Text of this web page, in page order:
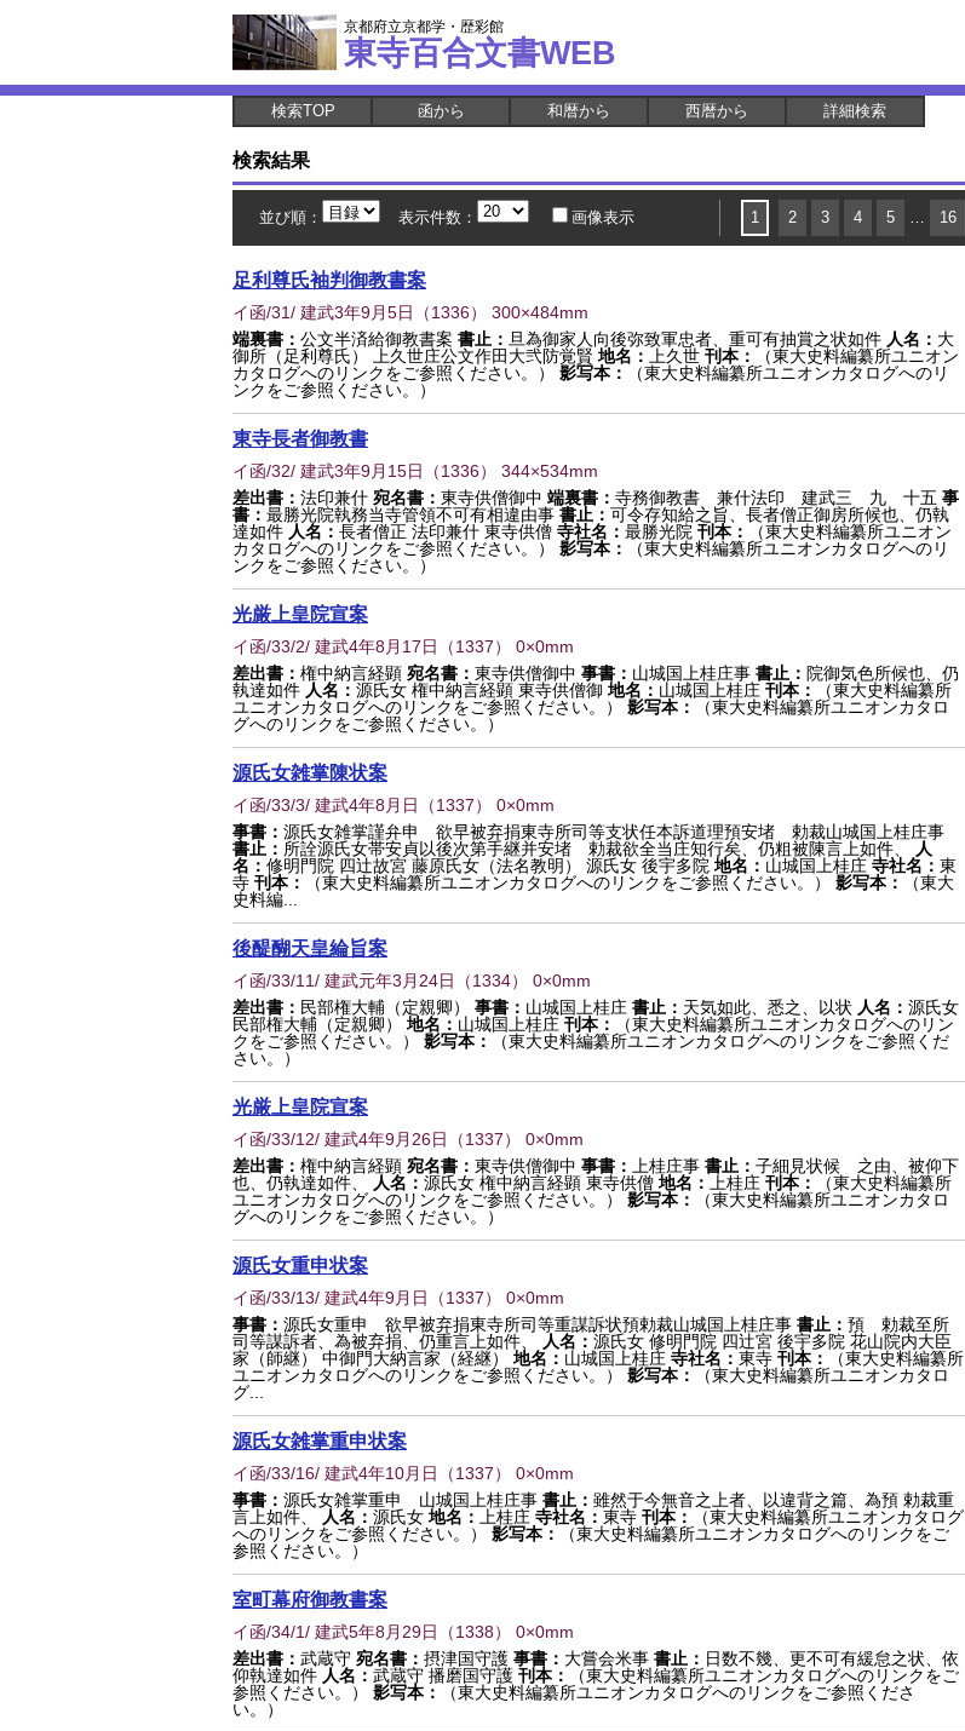
京都府立京都学・歴彩館
東寺百合文書WEB
検索TOP 函から 和暦から 西暦から 詳細検索
検索結果
並び順： 表示件数： 画像表示 1 2 3 4 5 … 16
足利尊氏袖判御教書案
イ函/31/ 建武3年9月5日 （1336） 300×484mm
端裏書： 公文半済給御教書案 書止： 旦為御家人向後弥致軍忠者、重可有抽賞之状如件 人名： 大
御所（足利尊氏） 上久世庄公文作田大弐防覚賢 地名： 上久世 刊本：
（東大史料編纂所ユニオン
カタログへのリンクをご参照ください。）
影写本：
（東大史料編纂所ユニオンカタログへのリ
ンクをご参照ください。）
東寺長者御教書
イ函/32/ 建武3年9月15日 （1336） 344×534mm
差出書： 法印兼什 宛名書： 東寺供僧御中 端裏書： 寺務御教書 兼什法印 建武三 九 十五 事
書： 最勝光院執務当寺管領不可有相違由事 書止： 可令存知給之旨、長者僧正御房所候也、仍執
達如件 人名： 長者僧正 法印兼什 東寺供僧 寺社名： 最勝光院 刊本：
（東大史料編纂所ユニオン
カタログへのリンクをご参照ください。）
影写本：
（東大史料編纂所ユニオンカタログへのリ
ンクをご参照ください。）
光厳上皇院宣案
イ函/33/2/ 建武4年8月17日 （1337） 0×0mm
差出書： 権中納言経顕 宛名書： 東寺供僧御中 事書： 山城国上桂庄事 書止： 院御気色所候也、仍
執達如件 人名： 源氏女 権中納言経顕 東寺供僧御 地名： 山城国上桂庄 刊本：
（東大史料編纂所
ユニオンカタログへのリンクをご参照ください。）
影写本：
（東大史料編纂所ユニオンカタロ
グへのリンクをご参照ください。）
源氏女雑掌陳状案
イ函/33/3/ 建武4年8月日 （1337） 0×0mm
事書： 源氏女雑掌謹弁申 欲早被弃捐東寺所司等支状任本訴道理預安堵 勅裁山城国上桂庄事
書止： 所詮源氏女帯安貞以後次第手継并安堵 勅裁欲全当庄知行矣、仍粗被陳言上如件、
人
名： 修明門院 四辻故宮 藤原氏女（法名教明） 源氏女 後宇多院 地名： 山城国上桂庄 寺社名： 東
寺 刊本： （東大史料編纂所ユニオンカタログへのリンクをご参照ください。） 影写本：
（東大
史料編...
後醍醐天皇綸旨案
イ函/33/11/ 建武元年3月24日 （1334） 0×0mm
差出書： 民部権大輔（定親卿） 事書： 山城国上桂庄 書止： 天気如此、悉之、以状 人名： 源氏女
民部権大輔（定親卿）
地名： 山城国上桂庄 刊本：
（東大史料編纂所ユニオンカタログへのリン
クをご参照ください。）
影写本：
（東大史料編纂所ユニオンカタログへのリンクをご参照くだ
さい。）
光厳上皇院宣案
イ函/33/12/ 建武4年9月26日 （1337） 0×0mm
差出書： 権中納言経顕 宛名書： 東寺供僧御中 事書： 上桂庄事 書止： 子細見状候 之由、被仰下
也、仍執達如件、
人名： 源氏女 権中納言経顕 東寺供僧 地名： 上桂庄 刊本：
（東大史料編纂所
ユニオンカタログへのリンクをご参照ください。）
影写本：
（東大史料編纂所ユニオンカタロ
グへのリンクをご参照ください。）
源氏女重申状案
イ函/33/13/ 建武4年9月日 （1337） 0×0mm
事書： 源氏女重申 欲早被弃捐東寺所司等重謀訴状預勅裁山城国上桂庄事 書止： 預 勅裁至所
司等謀訴者、為被弃捐、仍重言上如件、
人名： 源氏女 修明門院 四辻宮 後宇多院 花山院内大臣
家（師継） 中御門大納言家（経継）
地名： 山城国上桂庄 寺社名： 東寺 刊本：
（東大史料編纂所
ユニオンカタログへのリンクをご参照ください。）
影写本：
（東大史料編纂所ユニオンカタロ
グ...
源氏女雑掌重申状案
イ函/33/16/ 建武4年10月日 （1337） 0×0mm
事書： 源氏女雑掌重申 山城国上桂庄事 書止： 雖然于今無音之上者、以違背之篇、為預 勅裁重
言上如件、
人名： 源氏女 地名： 上桂庄 寺社名： 東寺 刊本：
（東大史料編纂所ユニオンカタログ
へのリンクをご参照ください。）
影写本：
（東大史料編纂所ユニオンカタログへのリンクをご
参照ください。）
室町幕府御教書案
イ函/34/1/ 建武5年8月29日 （1338） 0×0mm
差出書： 武蔵守 宛名書： 摂津国守護 事書： 大嘗会米事 書止： 日数不幾、更不可有緩怠之状、依
仰執達如件 人名： 武蔵守 播磨国守護 刊本：
（東大史料編纂所ユニオンカタログへのリンクをご
参照ください。）
影写本：
（東大史料編纂所ユニオンカタログへのリンクをご参照くださ
い。）